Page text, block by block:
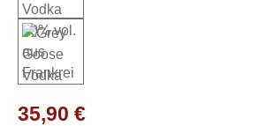
Regulärer Preis:
35,90 €